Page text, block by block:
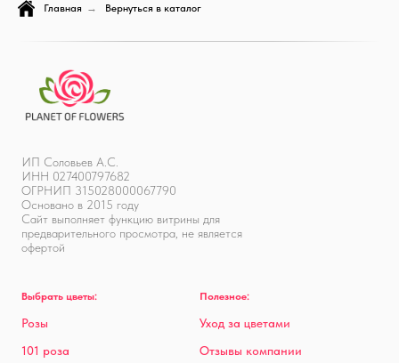
Главная → Вернуться в каталог
ИП Соловьев А.С.
ИНН 027400797682
ОГРНИП 315028000067790
Основано в 2015 году
Сайт выполняет функцию витрины для
предварительного просмотра, не является
офертой
Выбрать цветы:
Розы
101 роза
Полезное:
Уход за цветами
Отзывы компании